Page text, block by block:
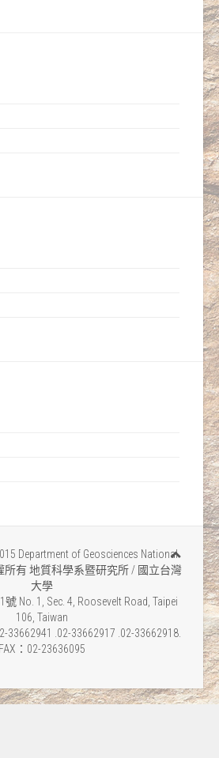
Department of Geosciences National
所有 地質科學系暨研究所 / 國立台灣
大學
No. 1, Sec. 4, Roosevelt Road, Taipei
106, Taiwan
33662941 .02-33662917 .02-33662918.
FAX：02-23636095